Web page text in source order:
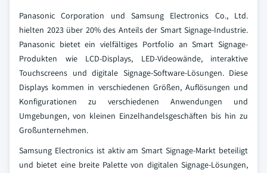
Panasonic Corporation und Samsung Electronics Co., Ltd.
hielten 2023 über 20% des Anteils der Smart Signage-Industrie.
Panasonic bietet ein vielfältiges Portfolio an Smart Signage-
Produkten wie LCD-Displays, LED-Videowände, interaktive
Touchscreens und digitale Signage-Software-Lösungen. Diese
Displays kommen in verschiedenen Größen, Auflösungen und
Konfigurationen zu verschiedenen Anwendungen und
Umgebungen, von kleinen Einzelhandelsgeschäften bis hin zu
Großunternehmen.
Samsung Electronics ist aktiv am Smart Signage-Markt beteiligt
und bietet eine breite Palette von digitalen Signage-Lösungen,